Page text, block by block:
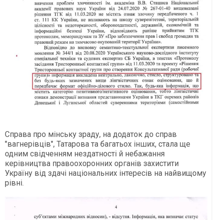
Справа про мінську зраду, на додаток до справ
"вагнерівців", Татарова та багатьох інших, стала ще
одним свідченням нездатності й небажання
керівництва правоохоронних органів захистити
Україну від здачі національних інтересів на найвищому
рівні.